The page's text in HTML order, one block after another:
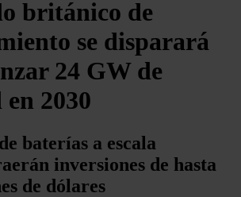
británico de
se disparará
24 GW de
2030
baterías a escala
inversiones de hasta
de dólares